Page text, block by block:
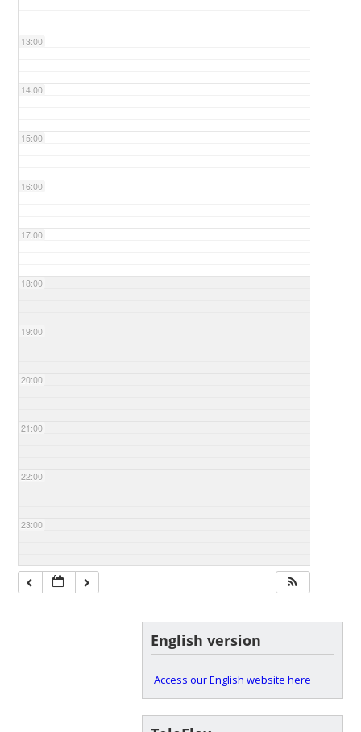
13:00
14:00
15:00
16:00
17:00
18:00
19:00
20:00
21:00
22:00
23:00
English version
Access our English website here